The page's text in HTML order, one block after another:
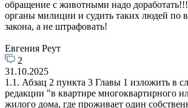
обращение с животными надо
органы милиции и судить таких людей по
закона, а не штрафовать!
Евгения Реут
2
31.10.2025
1.1. Абзац 2 пункта 3 Главы 1 изложить в
редакции "в квартире многоквартирного
жилого дома, где проживает один